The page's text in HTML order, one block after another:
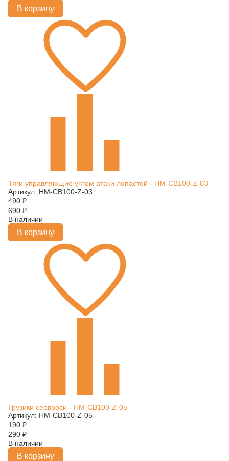
В корзину
Тяги управляющие углом атаки лопастей - HM-CB100-Z-03
Артикул: HM-CB100-Z-03
490 ₽
690 ₽
В наличии
В корзину
Грузики сервооси - HM-CB100-Z-05
Артикул: HM-CB100-Z-05
190 ₽
290 ₽
В наличии
В корзину